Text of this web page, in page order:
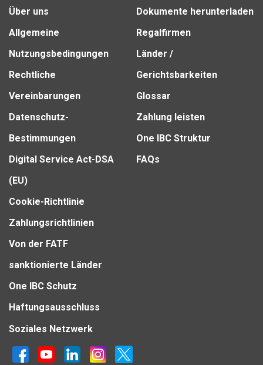
Über uns
Allgemeine
Nutzungsbedingungen
Rechtliche
Vereinbarungen
Datenschutz-
Bestimmungen
Digital Service Act-DSA
(EU)
Cookie-Richtlinie
Zahlungsrichtlinien
Von der FATF
sanktionierte Länder
One IBC Schutz
Haftungsausschluss
Dokumente herunterladen
Regalfirmen
Länder /
Gerichtsbarkeiten
Glossar
Zahlung leisten
One IBC Struktur
FAQs
Soziales Netzwerk